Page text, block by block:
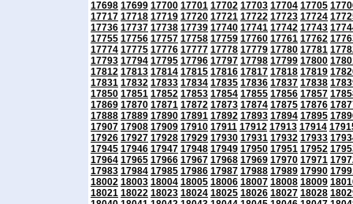
17698 17699 17700 17701 17702 17703 17704 17705
17717 17718 17719 17720 17721 17722 17723 17724
17736 17737 17738 17739 17740 17741 17742 17743
17755 17756 17757 17758 17759 17760 17761 17762
17774 17775 17776 17777 17778 17779 17780 17781
17793 17794 17795 17796 17797 17798 17799 17800
17812 17813 17814 17815 17816 17817 17818 17819
17831 17832 17833 17834 17835 17836 17837 17838
17850 17851 17852 17853 17854 17855 17856 17857
17869 17870 17871 17872 17873 17874 17875 17876
17888 17889 17890 17891 17892 17893 17894 17895
17907 17908 17909 17910 17911 17912 17913 17914
17926 17927 17928 17929 17930 17931 17932 17933
17945 17946 17947 17948 17949 17950 17951 17952
17964 17965 17966 17967 17968 17969 17970 17971
17983 17984 17985 17986 17987 17988 17989 17990
18002 18003 18004 18005 18006 18007 18008 18009
18021 18022 18023 18024 18025 18026 18027 18028